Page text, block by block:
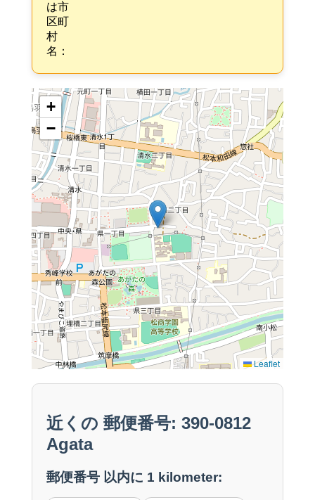
は市
区町
村
名：
+
−
Leaflet
近くの 郵便番号: 390-0812
Agata
郵便番号 以内に 1 kilometer: